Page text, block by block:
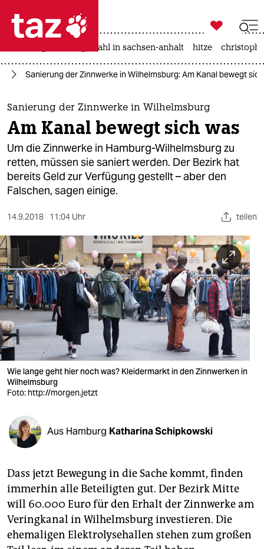
 taz zahl ich
taz zahl ich
themen
politik
öko
gesellschaft
kultur
sport
berlin
nord
wahrheit
verlag
verlag
veranstaltungen
shop
fragen & hilfe
abo
genossenschaft
epaper login

taz zahl ich
landtagswahl in sachsen-anhalt hitze
Sanierung der Zinnwerke in Wilhelmsburg: Am Kanal bewegt
Sanierung der Zinnwerke in Wilhelmsburg
Am Kanal bewegt sich was
Um die Zinnwerke in Hamburg-Wilhelmsburg zu
retten, müssen sie saniert werden. Der Bezirk hat
bereits Geld zur Verfügung gestellt – aber den
Falschen, sagen einige.
14.9.2018 11:04 Uhr teilen
Wie lange geht hier noch was? Kleidermarkt in den Zinnwerken in
Wilhelmsburg
Foto: http://morgen.jetzt
Aus Hamburg Katharina Schipkowski
Dass jetzt Bewegung in die Sache kommt, finden
immerhin alle Beteiligten gut. Der Bezirk Mitte
will 60.000 Euro für den Erhalt der Zinnwerke am
Veringkanal in Wilhelmsburg investieren. Die
ehemaligen Elektrolysehallen stehen zum großen